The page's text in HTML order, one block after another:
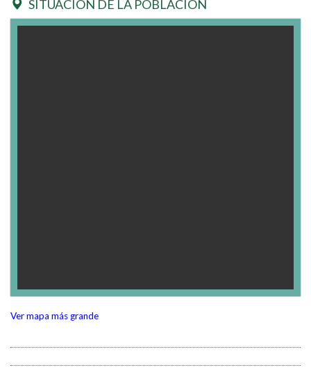
SITUACIÓN DE LA POBLACIÓN
Ver mapa más grande